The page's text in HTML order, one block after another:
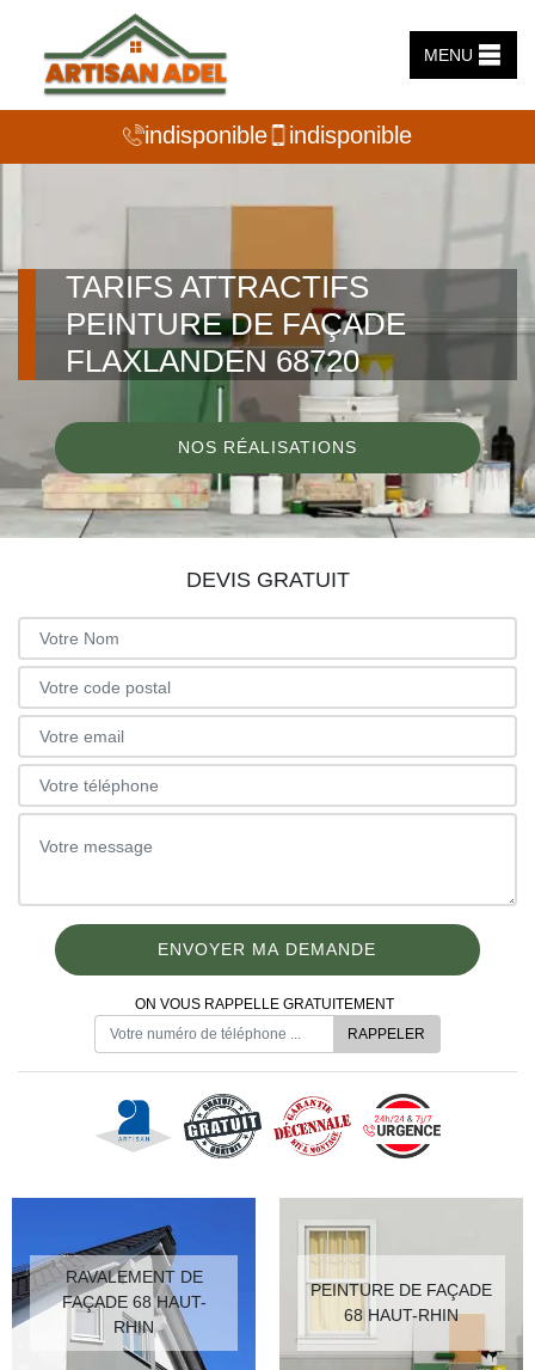
MENU
indisponible indisponible
TARIFS ATTRACTIFS
PEINTURE DE FAÇADE
FLAXLANDEN 68720
NOS RÉALISATIONS
DEVIS GRATUIT
ON VOUS RAPPELLE GRATUITEMENT
RAVALEMENT DE
FAÇADE 68 HAUT-
RHIN
PEINTURE DE FAÇADE
68 HAUT-RHIN